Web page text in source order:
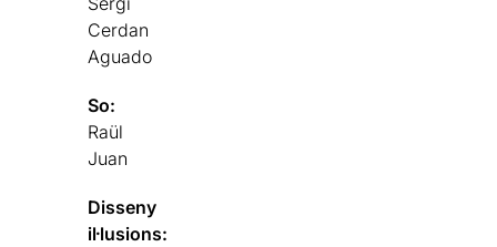
Cerdan
Aguado
So:
Raül
Juan
Disseny
il·lusions: